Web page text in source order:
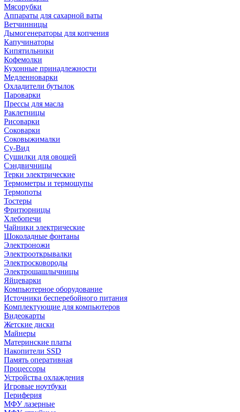
Мясорубки
Аппараты для сахарной ваты
Ветчинницы
Дымогенераторы для копчения
Капучинаторы
Кипятильники
Кофемолки
Кухонные принадлежности
Медленноварки
Охладители бутылок
Пароварки
Прессы для масла
Раклетницы
Рисоварки
Соковарки
Соковыжималки
Су-Вид
Сушилки для овощей
Сэндвичницы
Терки электрические
Термометры и термощупы
Термопоты
Тостеры
Фритюрницы
Хлебопечи
Чайники электрические
Шоколадные фонтаны
Электроножи
Электрооткрывалки
Электросковороды
Электрошашлычницы
Яйцеварки
Компьютерное оборудование
Источники бесперебойного питания
Комплектующие для компьютеров
Видеокарты
Жетские диски
Майнеры
Материнские платы
Накопители SSD
Память оперативная
Процессоры
Устройства охлаждения
Игровые ноутбуки
Периферия
МФУ лазерные